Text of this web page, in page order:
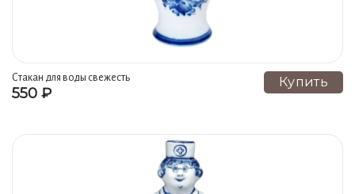
Стакан для воды свежесть
550 ₽
Купить